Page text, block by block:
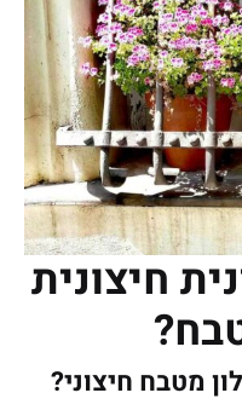
חיצונית
מטבח חיצוני?